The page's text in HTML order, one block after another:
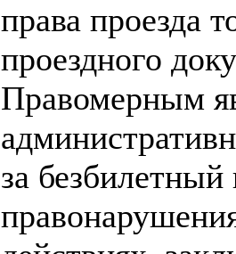
права проезда
проездного
Правомерным
за безбилетный